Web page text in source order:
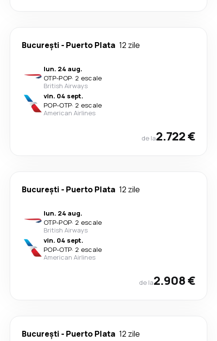
București - Puerto Plata 12 zile
lun. 24 aug.
OTP-POP· 2 escale
British Airways
vin. 04 sept.
POP-OTP· 2 escale
American Airlines
de la2.722 €
București - Puerto Plata 12 zile
lun. 24 aug.
OTP-POP· 2 escale
British Airways
vin. 04 sept.
POP-OTP· 2 escale
American Airlines
de la2.908 €
București - Puerto Plata 12 zile